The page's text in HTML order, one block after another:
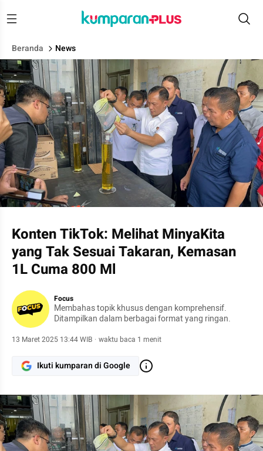
Beranda News
Konten TikTok: Melihat MinyaKita
yang Tak Sesuai Takaran, Kemasan
1L Cuma 800 Ml
Focus
Membahas topik khusus dengan komprehensif.
Ditampilkan dalam berbagai format yang ringan.
13 Maret 2025 13:44 WIB · waktu baca 1 menit
Ikuti kumparan di Google